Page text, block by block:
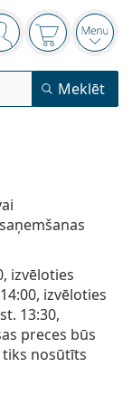
izvēlne
Jūs esat pieteicies
Iepirkumu
Meklēt
izvēloties
izvēloties
13:30,
preces būs
nosūtīts